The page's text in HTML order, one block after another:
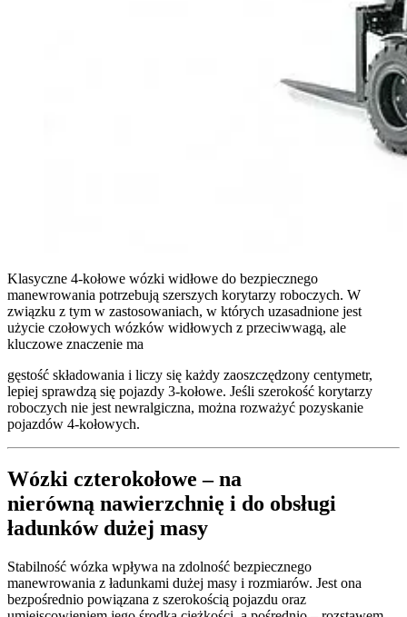
Klasyczne 4-kołowe wózki widłowe do bezpiecznego
manewrowania potrzebują szerszych korytarzy roboczych. W
związku z tym w zastosowaniach, w których uzasadnione jest
użycie czołowych wózków widłowych z przeciwwagą, ale
kluczowe znaczenie ma
gęstość składowania i liczy się każdy zaoszczędzony centymetr,
lepiej sprawdzą się pojazdy 3-kołowe. Jeśli szerokość korytarzy
roboczych nie jest newralgiczna, można rozważyć pozyskanie
pojazdów 4-kołowych.
Wózki czterokołowe – na
nierówną nawierzchnię i do obsługi
ładunków dużej masy
Stabilność wózka wpływa na zdolność bezpiecznego
manewrowania z ładunkami dużej masy i rozmiarów. Jest ona
bezpośrednio powiązana z szerokością pojazdu oraz